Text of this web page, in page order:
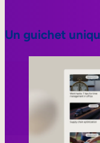
Un guichet